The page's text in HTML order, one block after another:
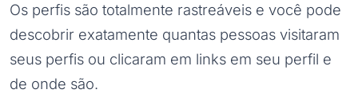
Os perfis são totalmente rastreáveis e você pode
descobrir exatamente quantas pessoas visitaram
seus perfis ou clicaram em links em seu perfil e
de onde são.